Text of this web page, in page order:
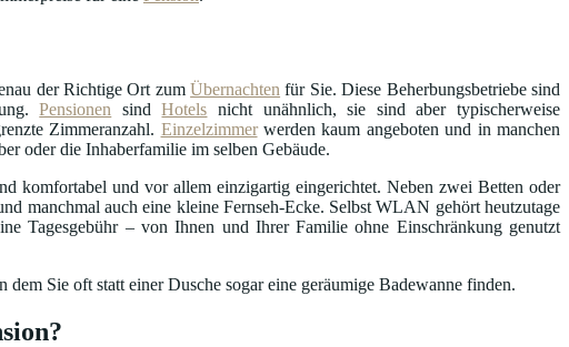
der Richtige Ort zumÜbernachten für Sie. Diese Beherbungsbetriebe sind
Pensionen sindHotels nicht unähnlich, sie sind aber typischerweise
Zimmeranzahl. Einzelzimmerwerden kaum angeboten und in manchen
oder die Inhaberfamilie im selben Gebäude.
komfortabel und vor allem einzigartig eingerichtet. Neben zwei Betten oder
manchmal auch eine kleine Fernseh-Ecke. Selbst WLAN gehört heutzutage
Tagesgebühr – von Ihnen und Ihrer Familie ohne Einschränkung genutzt
Sie oft statt einer Dusche sogar eine geräumige Badewanne finden.